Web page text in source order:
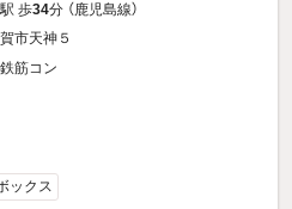
歩34分 （鹿児島線）
市天神５
筋コン
ックス